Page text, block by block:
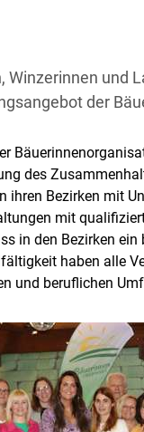
und
der
des
ihren Bezirken mit
mit
in den Bezirken
haben alle
und beruflichen